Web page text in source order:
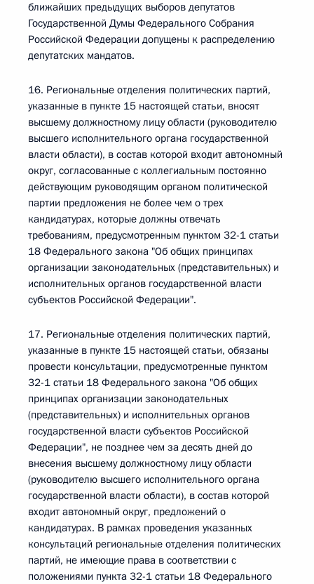
ближайших предыдущих выборов депутатов
Государственной Думы Федерального Собрания
Российской Федерации допущены к распределению
депутатских мандатов.
16. Региональные отделения политических партий,
указанные в пункте 15 настоящей статьи, вносят
высшему должностному лицу области (руководителю
высшего исполнительного органа государственной
власти области), в состав которой входит автономный
округ, согласованные с коллегиальным постоянно
действующим руководящим органом политической
партии предложения не более чем о трех
кандидатурах, которые должны отвечать
требованиям, предусмотренным пунктом 32-1 статьи
18 Федерального закона "Об общих принципах
организации законодательных (представительных) и
исполнительных органов государственной власти
субъектов Российской Федерации".
17. Региональные отделения политических партий,
указанные в пункте 15 настоящей статьи, обязаны
провести консультации, предусмотренные пунктом
32-1 статьи 18 Федерального закона "Об общих
принципах организации законодательных
(представительных) и исполнительных органов
государственной власти субъектов Российской
Федерации", не позднее чем за десять дней до
внесения высшему должностному лицу области
(руководителю высшего исполнительного органа
государственной власти области), в состав которой
входит автономный округ, предложений о
кандидатурах. В рамках проведения указанных
консультаций региональные отделения политических
партий, не имеющие права в соответствии с
положениями пункта 32-1 статьи 18 Федерального